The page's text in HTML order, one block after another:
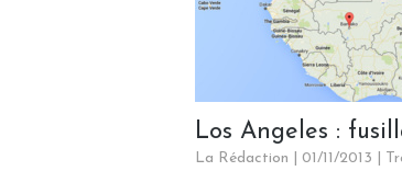
Los Angeles :
La Rédaction | 01/11/2013